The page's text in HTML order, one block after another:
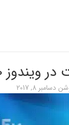
ویندوز 10
دسامبر 8, 2017